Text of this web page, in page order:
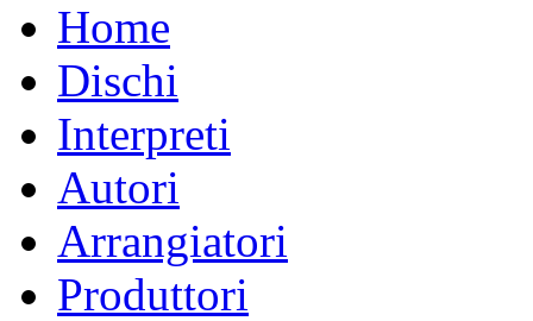
Home
Dischi
Interpreti
Autori
Arrangiatori
Produttori